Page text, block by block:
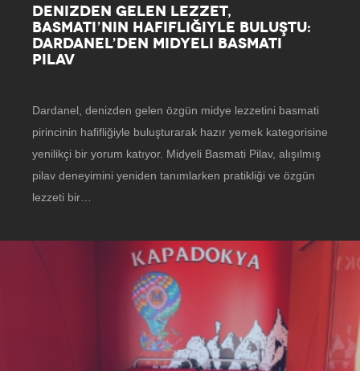
DENIZDEN GELEN LEZZET,
BASMATI’NIN HAFIFLIĞIYLE BULUŞTU:
DARDANEL’DEN MIDYELI BASMATI
PILAV
Dardanel, denizden gelen özgün midye lezzetini basmati
pirincinin hafifliğiyle buluşturarak hazır yemek kategorisine
yenilikçi bir yorum katıyor. Midyeli Basmati Pilav, alışılmış
pilav deneyimini yeniden tanımlarken pratikliği ve özgün
lezzeti bir…